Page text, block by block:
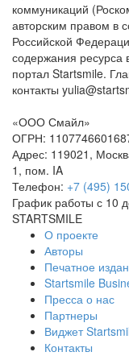
коммуникаций
авторским правом в
Российской
содержания ресурса
портал Startsmile.
контакты
«ООО Смайл»
ОГРН:
Адрес: 119021 ,
1, пом. IA
Телефон: +7 (495)
График работы с 10
STARTSMILE
О проекте
Авторы
Печатное
Startsmile
Пресса о нас
Партнеры
Виджет
Контакты